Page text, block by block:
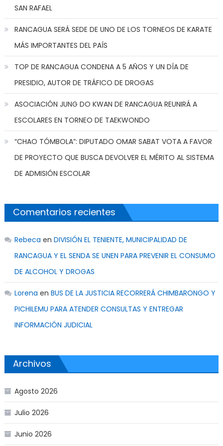
SAN RAFAEL
RANCAGUA SERÁ SEDE DE UNO DE LOS TORNEOS DE KARATE
MÁS IMPORTANTES DEL PAÍS
TOP DE RANCAGUA CONDENA A 5 AÑOS Y UN DÍA DE
PRESIDIO, AUTOR DE TRÁFICO DE DROGAS
ASOCIACIÓN JUNG DO KWAN DE RANCAGUA REUNIRÁ A
ESCOLARES EN TORNEO DE TAEKWONDO
“CHAO TÓMBOLA”: DIPUTADO OMAR SABAT VOTA A FAVOR
DE PROYECTO QUE BUSCA DEVOLVER EL MÉRITO AL SISTEMA
DE ADMISIÓN ESCOLAR
Comentarios recientes
Rebeca en DIVISIÓN EL TENIENTE, MUNICIPALIDAD DE
RANCAGUA Y EL SENDA SE UNEN PARA PREVENIR EL CONSUMO
DE ALCOHOL Y DROGAS
Lorena en BUS DE LA JUSTICIA RECORRERÁ CHIMBARONGO Y
PICHILEMU PARA ATENDER CONSULTAS Y ENTREGAR
INFORMACIÓN JUDICIAL
Archivos
Agosto 2026
Julio 2026
Junio 2026